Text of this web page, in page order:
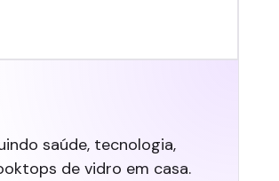
saúde, tecnologia,
de vidro em casa.